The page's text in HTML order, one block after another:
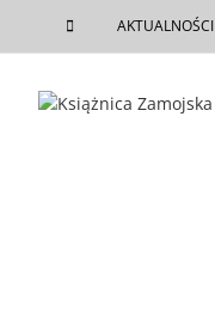
zawartości
AKTUALNOŚCI